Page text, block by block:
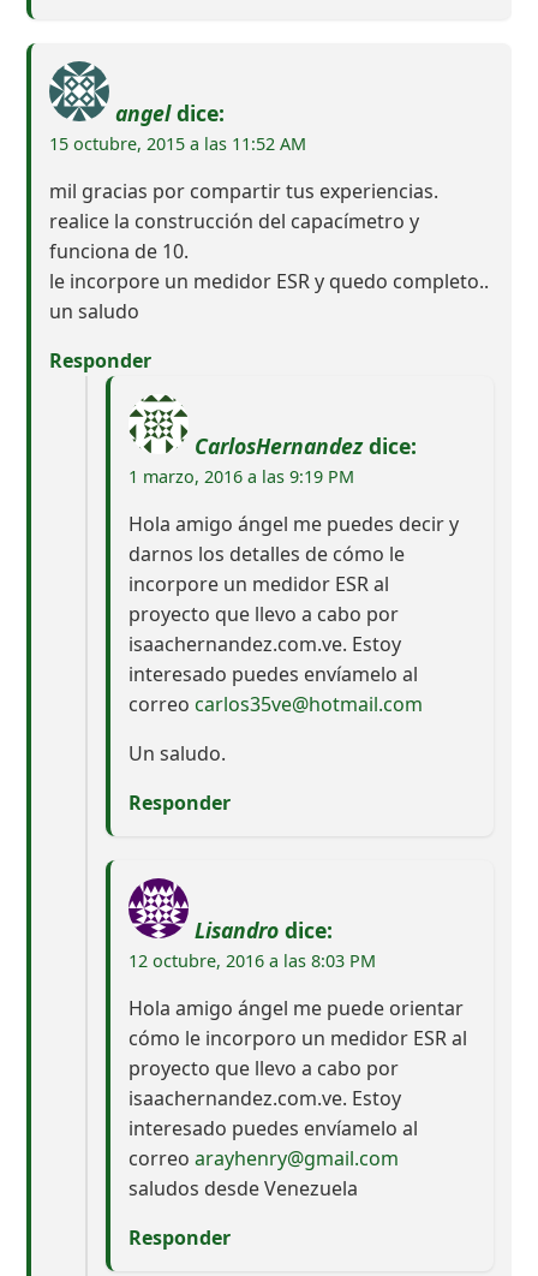
angel dice:
15 octubre, 2015 a las 11:52 AM
mil gracias por compartir tus experiencias.
realice la construcción del capacímetro y
funciona de 10.
le incorpore un medidor ESR y quedo completo..
un saludo
Responder
CarlosHernandez dice:
1 marzo, 2016 a las 9:19 PM
Hola amigo ángel me puedes decir y
darnos los detalles de cómo le
incorpore un medidor ESR al
proyecto que llevo a cabo por
isaachernandez.com.ve. Estoy
interesado puedes envíamelo al
correo carlos35ve@hotmail.com
Un saludo.
Responder
Lisandro dice:
12 octubre, 2016 a las 8:03 PM
Hola amigo ángel me puede orientar
cómo le incorporo un medidor ESR al
proyecto que llevo a cabo por
isaachernandez.com.ve. Estoy
interesado puedes envíamelo al
correoarayhenry@gmail.com
saludos desde Venezuela
Responder